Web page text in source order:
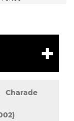
Charade